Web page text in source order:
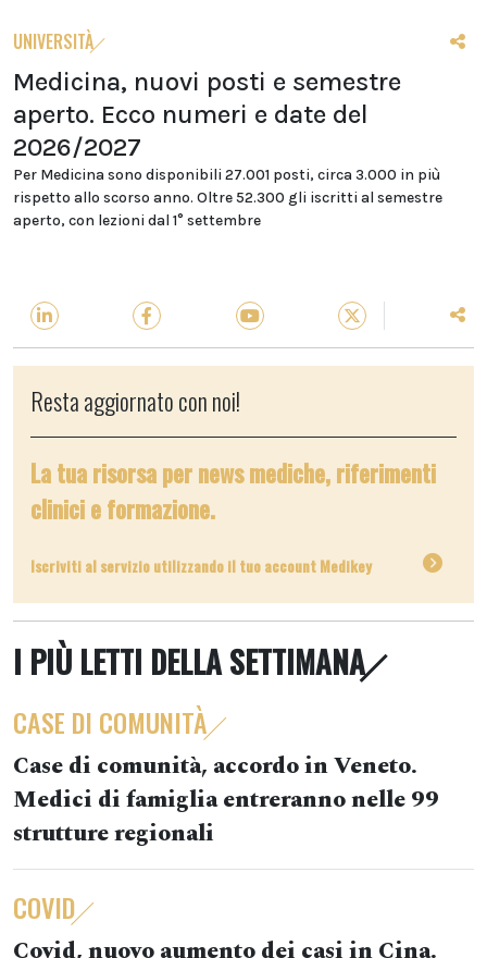
UNIVERSITÀ
Medicina, nuovi posti e semestre
aperto. Ecco numeri e date del
2026/2027
Per Medicina sono disponibili 27.001 posti, circa 3.000 in più
rispetto allo scorso anno. Oltre 52.300 gli iscritti al semestre
aperto, con lezioni dal 1° settembre
Resta aggiornato con noi!
La tua risorsa per news mediche, riferimenti
clinici e formazione.
Iscriviti al servizio utilizzando il tuo account Medikey
I PIÙ LETTI DELLA SETTIMANA
CASE DI COMUNITÀ
Case di comunità, accordo in Veneto.
Medici di famiglia entreranno nelle 99
strutture regionali
COVID